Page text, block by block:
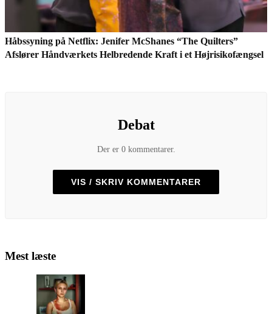
Håbssyning på Netflix: Jenifer McShanes “The Quilters”
Afslører Håndværkets Helbredende Kraft i et Højrisikofængsel
Debat
Der er 0 kommentarer.
VIS / SKRIV KOMMENTARER
Mest læste